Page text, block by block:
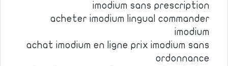
imodium sans prescription
acheter imodium lingual commander
imodium
achat imodium en ligne prix imodium sans
ordonnance